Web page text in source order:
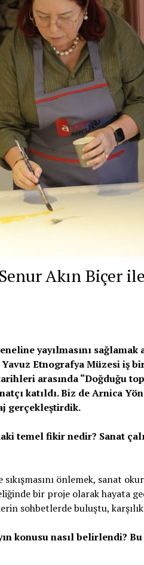
Akın Biçer
yayılmasını
Yavuz Etnografya Müzesi iş
arasında “Doğduğu
katıldı. Biz de Arnica
gerçekleştirdik.
temel fikir nedir? Sanat
önlemek, sanat
bir proje olarak hayata
sohbetlerde buluştu,
konusu nasıl belirlendi?